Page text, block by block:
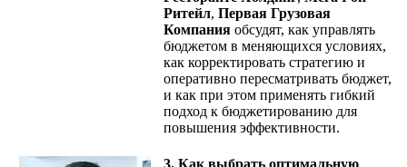
Ритейл, Первая Грузовая
Компания обсудят, как управлять
бюджетом в меняющихся условиях,
как корректировать стратегию и
оперативно пересматривать бюджет,
и как при этом применять гибкий
подход к бюджетированию для
повышения эффективности.
3. Как выбрать оптимальную